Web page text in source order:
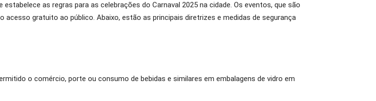
as regras para as celebrações do Carnaval 2025 na cidade. Os eventos, que são
acesso gratuito ao público. Abaixo, estão as principais diretrizes e medidas de segurança
o comércio, porte ou consumo de bebidas e similares em embalagens de vidro em